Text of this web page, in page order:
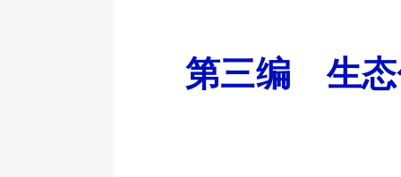
第三编 生态